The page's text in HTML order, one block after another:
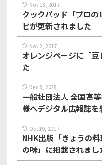
Nov 13, 2017
クックパッド「プロ
ピが更新されました
Nov 2, 2017
オレンジページに「
た
Dec 8, 2025
一般社団法人 全国高
様へデジタル広報誌
Oct 19, 2017
NHK出版「きょうの
の味」に掲載されまし